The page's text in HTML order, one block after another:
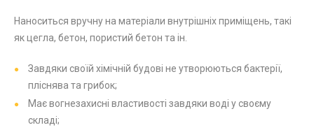
Наноситься вручну на матеріали внутрішніх приміщень, такі
як цегла, бетон, пористий бетон та ін.
Завдяки своїй хімічній будові не утворюються бактерії,
пліснява та грибок;
Має вогнезахисні властивості завдяки воді у своєму
складі;